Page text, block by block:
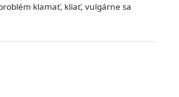
klamať, kliať, vulgárne sa